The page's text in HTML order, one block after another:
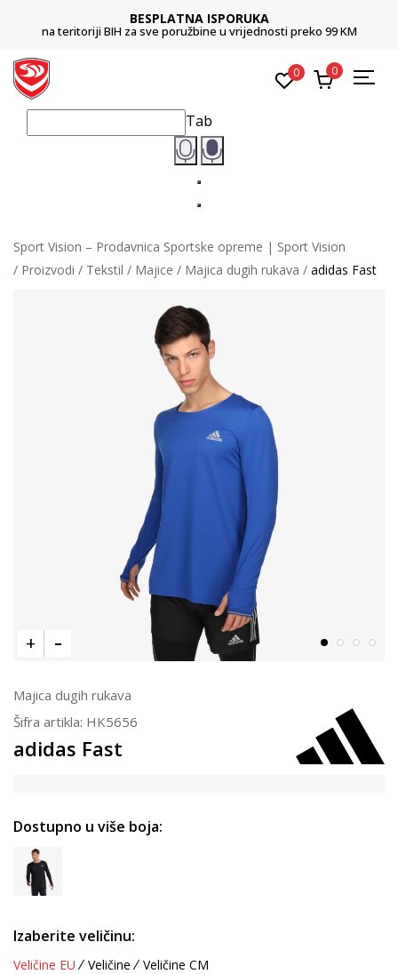
BESPLATNA ISPORUKA
na teritoriji BIH za sve poružbine u vrijednosti preko 99 KM
0 0
Tab
Sport Vision – Prodavnica Sportske opreme | Sport Vision
Proizvodi
Tekstil Majice Majica dugih rukava adidas Fast
Majica dugih rukava
Šifra artikla: HK5656
adidas Fast
Dostupno u više boja:
Izaberite veličinu:
Veličine EU Veličine Veličine CM